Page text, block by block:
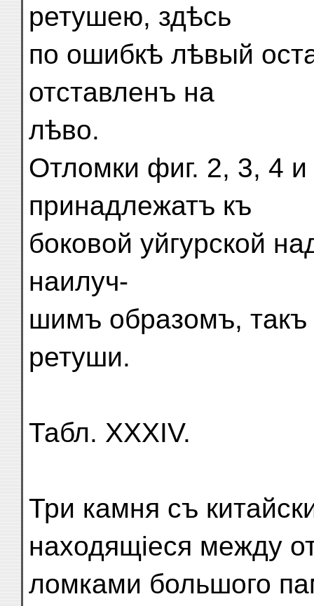
ретушею, здѣсь
по ошибкѣ лѣвый
отставленъ на
лѣво.
Отломки фиг. 2, 3, 4
принадлежатъ къ
боковой уйгурской
наилуч-
шимъ образомъ, такъ
ретуши.
Табл. XXXIV.
Три камня съ
находящіеся между
ломками большого